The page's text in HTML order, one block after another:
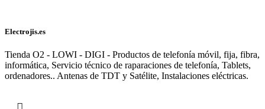
Electrojis.es
Tienda O2 - LOWI - DIGI - Productos de telefonía móvil, fija, fibra,
informática, Servicio técnico de raparaciones de telefonía, Tablets,
ordenadores.. Antenas de TDT y Satélite, Instalaciones eléctricas.